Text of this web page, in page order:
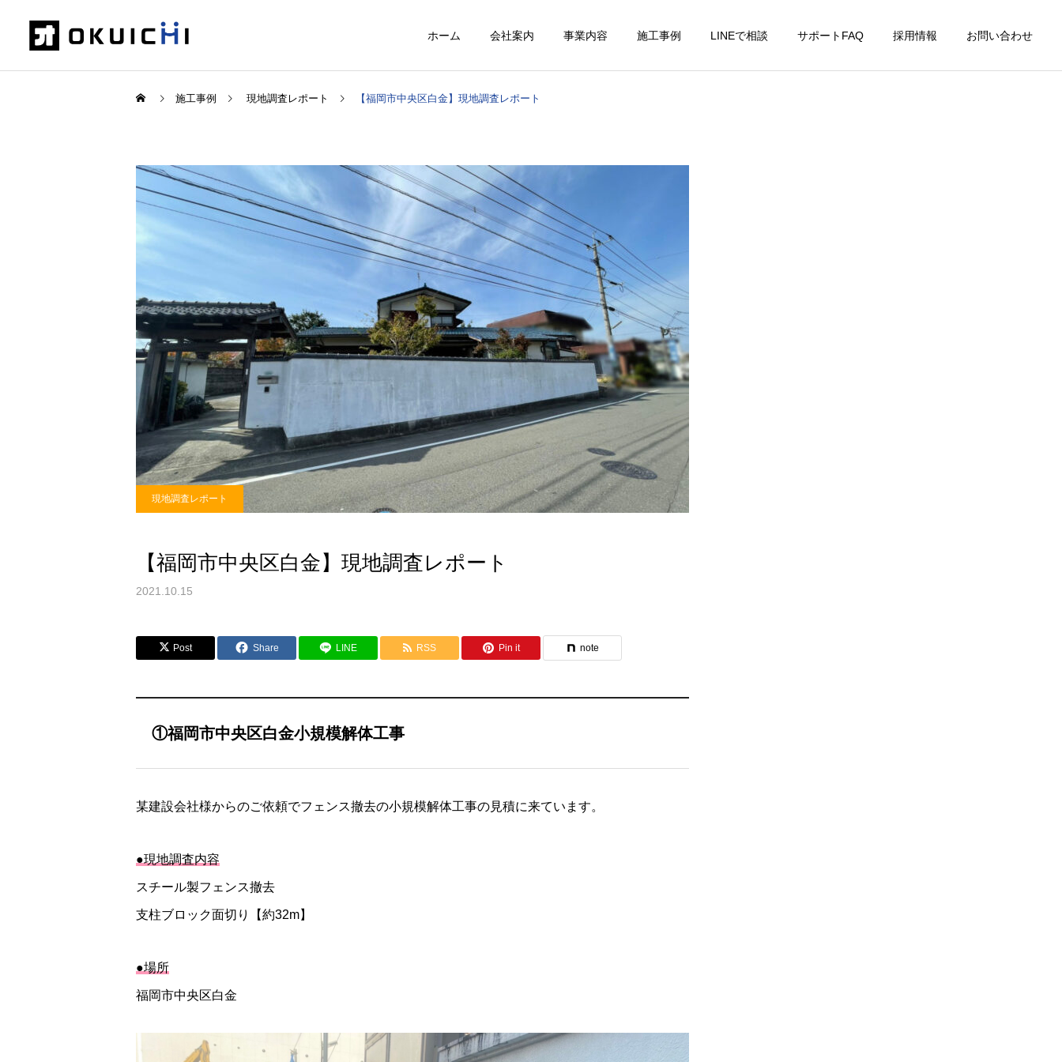
ホーム 会社案内 事業内容 施工事例 LINEで相談 サポートFAQ 採用情報 お問い合わせ
施工事例 現地調査レポート 【福岡市中央区白金】現地調査レポート
現地調査レポート
【福岡市中央区白金】現地調査レポート
2021.10.15
Post Share LINE RSS Pin it note
①福岡市中央区白金小規模解体工事
某建設会社様からのご依頼でフェンス撤去の小規模解体工事の見積に来ています。
●現地調査内容
スチール製フェンス撤去
支柱ブロック面切り【約32m】
●場所
福岡市中央区白金